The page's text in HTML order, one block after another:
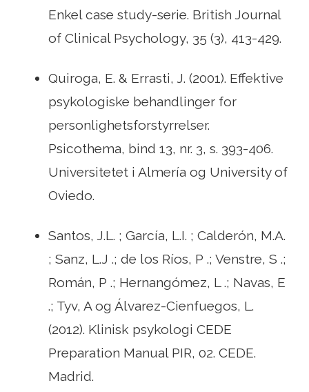
Enkel case study-serie. British Journal
of Clinical Psychology, 35 (3), 413-429.
Quiroga, E. & Errasti, J. (2001). Effektive
psykologiske behandlinger for
personlighetsforstyrrelser.
Psicothema, bind 13, nr. 3, s. 393-406.
Universitetet i Almería og University of
Oviedo.
Santos, J.L. ; García, L.I. ; Calderón, M.A.
; Sanz, L.J .; de los Ríos, P .; Venstre, S .;
Román, P .; Hernangómez, L .; Navas, E
.; Tyv, A og Álvarez-Cienfuegos, L.
(2012). Klinisk psykologi CEDE
Preparation Manual PIR, 02. CEDE.
Madrid.